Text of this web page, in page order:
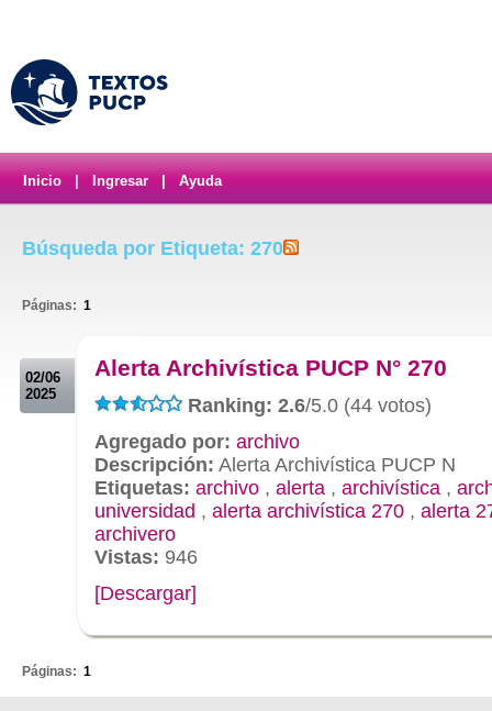
Inicio Ingresar Ayuda
Búsqueda por Etiqueta: 270
Páginas: 1
02/06
2025
Alerta Archivística PUCP N° 270
Ranking: 2.6/5.0 (44 votos)
Agregado por: archivo
Descripción: Alerta Archivística PUCP N
Etiquetas: archivo , alerta , archivística ,
universidad , alerta archivística 270 , alerta
archivero
Vistas: 946
[Descargar]
Páginas: 1